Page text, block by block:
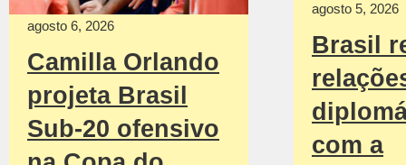
agosto 6, 2026
Camilla Orlando
projeta Brasil
Sub-20 ofensivo
agosto 5, 2026
Brasil
com a